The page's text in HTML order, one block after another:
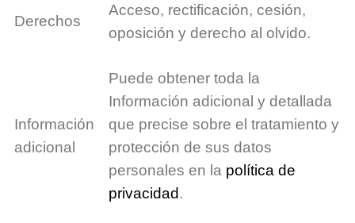
Derechos
Acceso, rectificación, cesión,
oposición y derecho al olvido.
Información
adicional
Puede obtener toda la
Información adicional y detallada
que precise sobre el tratamiento y
protección de sus datos
personales en la política de
privacidad.